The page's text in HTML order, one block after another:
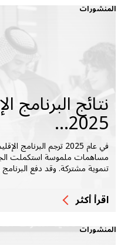
المنشورات
نتائج البرنامج
2025...
في عام 2025 ترجم
مساهمات ملموسة استكملت
تنموية مشتركة. وقد دفع
اقرأ أكثر
المنشورات